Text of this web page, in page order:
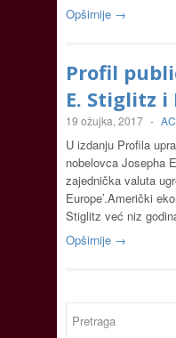
Opširnije →
Profil
E. Stiglitz
19 ožujka, 2017 -
U izdanju Profila
nobelovca Josepha
zajednička valuta
Europe’.Američki
Stiglitz već niz
Opširnije →